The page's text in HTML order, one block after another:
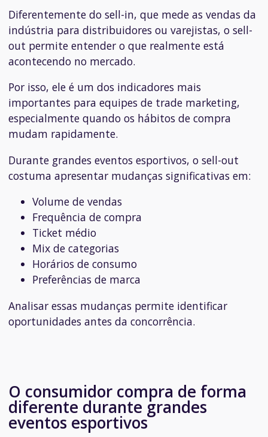
Diferentemente do sell-in, que mede as vendas da
indústria para distribuidores ou varejistas, o sell-
out permite entender o que realmente está
acontecendo no mercado.
Por isso, ele é um dos indicadores mais
importantes para equipes de trade marketing,
especialmente quando os hábitos de compra
mudam rapidamente.
Durante grandes eventos esportivos, o sell-out
costuma apresentar mudanças significativas em:
Volume de vendas
Frequência de compra
Ticket médio
Mix de categorias
Horários de consumo
Preferências de marca
Analisar essas mudanças permite identificar
oportunidades antes da concorrência.
O consumidor compra de forma
diferente durante grandes
eventos esportivos